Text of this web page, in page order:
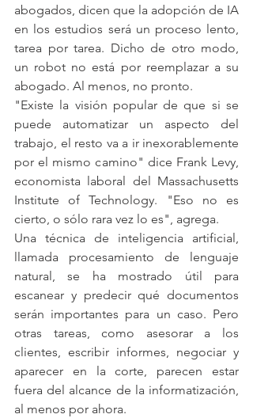
abogados, dicen que la adopción de IA
en los estudios será un proceso lento,
tarea por tarea. Dicho de otro modo,
un robot no está por reemplazar a su
abogado. Al menos, no pronto.
"Existe la visión popular de que si se
puede automatizar un aspecto del
trabajo, el resto va a ir inexorablemente
por el mismo camino" dice Frank Levy,
economista laboral del Massachusetts
Institute of Technology. "Eso no es
cierto, o sólo rara vez lo es", agrega.
Una técnica de inteligencia artificial,
llamada procesamiento de lenguaje
natural, se ha mostrado útil para
escanear y predecir qué documentos
serán importantes para un caso. Pero
otras tareas, como asesorar a los
clientes, escribir informes, negociar y
aparecer en la corte, parecen estar
fuera del alcance de la informatización,
al menos por ahora.